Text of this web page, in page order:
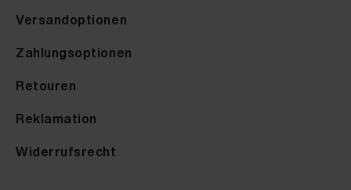
Versandoptionen
Zahlungsoptionen
Retouren
Reklamation
Widerrufsrecht